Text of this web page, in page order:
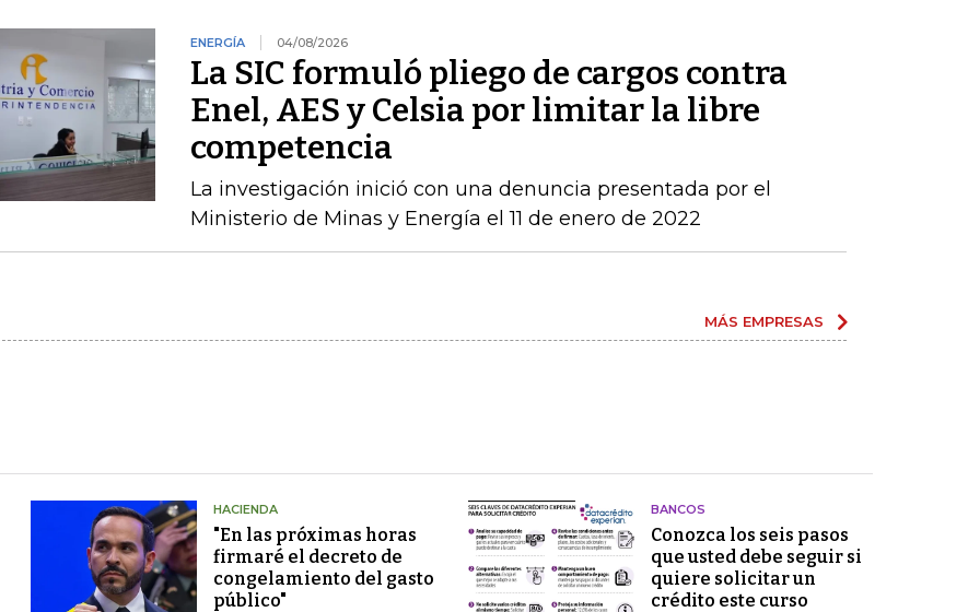
ENERGÍA 04/08/2026
La SIC formuló pliego de cargos contra
Enel, AES y Celsia por limitar la libre
competencia
La investigación inició con una denuncia presentada por el
Ministerio de Minas y Energía el 11 de enero de 2022
MÁS EMPRESAS
HACIENDA
"En las próximas horas
firmaré el decreto de
congelamiento del gasto
público"
BANCOS
Conozca los seis pasos
que usted debe seguir si
quiere solicitar un
crédito este curso